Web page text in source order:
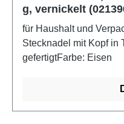
für Haushalt und
Stecknadel mit Kopf in
gefertigtFarbe: Eisen